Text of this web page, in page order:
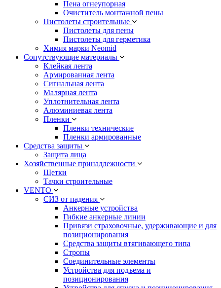
Пена огнеупорная
Очиститель монтажной пены
Пистолеты строительные
Пистолеты для пены
Пистолеты для герметика
Химия марки Neomid
Сопутствующие материалы
Клейкая лента
Армированная лента
Сигнальная лента
Малярная лента
Уплотнительная лента
Алюминиевая лента
Пленки
Пленки технические
Пленки армированные
Средства защиты
Защита лица
Хозяйственные принадлежности
Щетки
Тачки строительные
VENTO
СИЗ от падения
Анкерные устройства
Гибкие анкерные линии
Привязи страховочные, удерживающие и для
позиционирования
Средства защиты втягивающего типа
Стропы
Соединительные элементы
Устройства для подъема и
позиционирования